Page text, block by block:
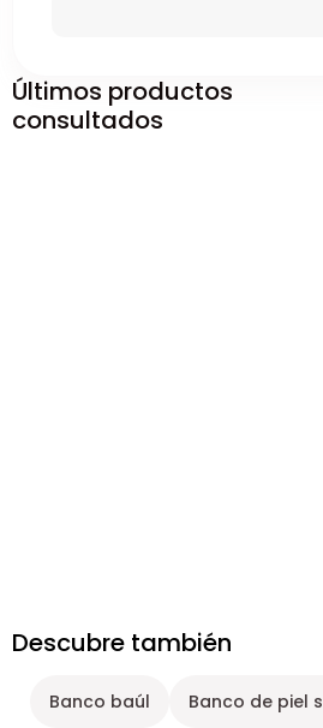
Últimos productos
consultados
Descubre también
Banco baúl Banco de piel